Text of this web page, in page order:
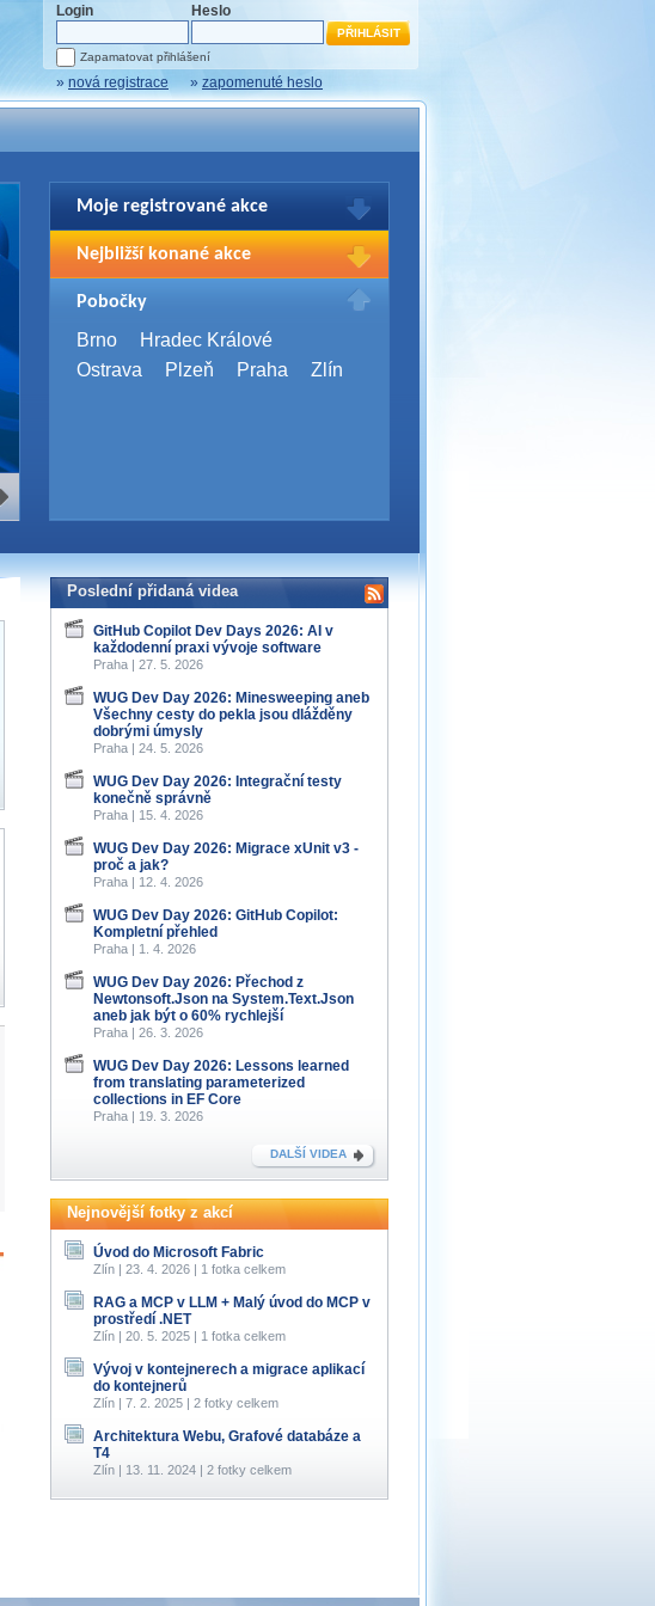
Login Heslo
Zapamatovat přihlášení
» nová registrace » zapomenuté heslo
Moje registrované akce
Pro zobrazení Vašich registrací na akce
se prosím přihlašte.
Nejbližší konané akce
WUG Days 2026
4. 9. 2026,Brno
SQL Server Bootcamp 2026
Pobočky
Brno
Hradec Králové
Ostrava
Plzeň Praha Zlín
Poslední přidaná videa
GitHub Copilot Dev Days 2026: AI v
každodenní praxi vývoje software
Praha | 27. 5. 2026
WUG Dev Day 2026: Minesweeping aneb
Všechny cesty do pekla jsou dlážděny
dobrými úmysly
Praha | 24. 5. 2026
WUG Dev Day 2026: Integrační testy
konečně správně
Praha | 15. 4. 2026
WUG Dev Day 2026: Migrace xUnit v3 -
proč a jak?
Praha | 12. 4. 2026
WUG Dev Day 2026: GitHub Copilot:
Kompletní přehled
Praha | 1. 4. 2026
WUG Dev Day 2026: Přechod z
Newtonsoft.Json na System.Text.Json
aneb jak být o 60% rychlejší
Praha | 26. 3. 2026
WUG Dev Day 2026: Lessons learned
from translating parameterized
collections in EF Core
Praha | 19. 3. 2026
DALŠÍ VIDEA
Nejnovější fotky z akcí
Úvod do Microsoft Fabric
Zlín | 23. 4. 2026 | 1 fotka celkem
RAG a MCP v LLM + Malý úvod do MCP v
prostředí .NET
Zlín | 20. 5. 2025 | 1 fotka celkem
Vývoj v kontejnerech a migrace aplikací
do kontejnerů
Zlín | 7. 2. 2025 | 2 fotky celkem
Architektura Webu, Grafové databáze a
T4
Zlín | 13. 11. 2024 | 2 fotky celkem